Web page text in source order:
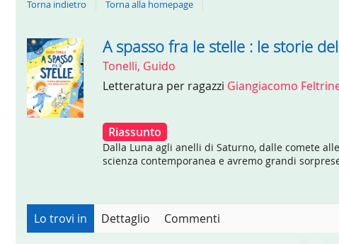
Torna indietro Torna alla homepage
Dettaglio
del
documento
A spasso fra le stelle : le storie
Tonelli, Guido
Letteratura per ragazzi Giangiacomo
Riassunto
Dalla Luna agli anelli di Saturno, dalle comete
scienza contemporanea e avremo grandi
Lo trovi in Dettaglio Commenti